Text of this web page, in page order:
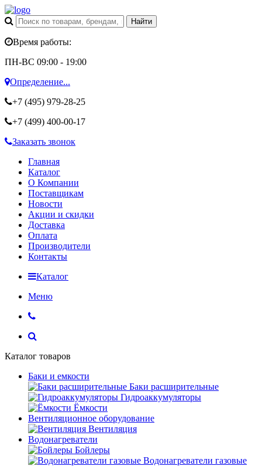
Время работы:
ПН-ВС 09:00 - 19:00
Определение...
+7 (495) 979-28-25
+7 (499) 400-00-17
Заказать звонок
Главная
Каталог
О Компании
Поставщикам
Новости
Акции и скидки
Доставка
Оплата
Производители
Контакты
Каталог
Меню
Каталог товаров
Баки и емкости
Баки расширительные
Гидроаккумуляторы
Ёмкости
Вентиляционное оборудование
Вентиляция
Водонагреватели
Бойлеры
Водонагреватели газовые